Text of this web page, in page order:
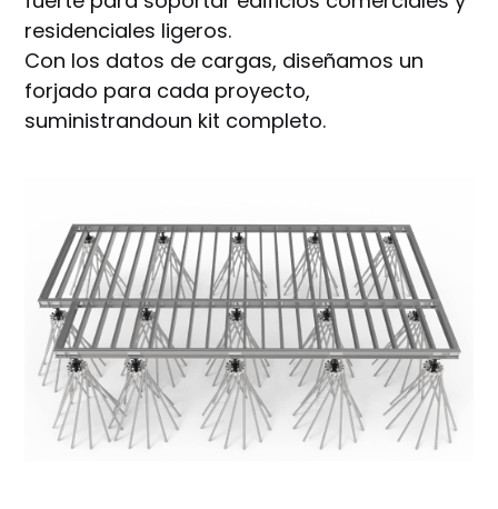
residenciales ligeros.
Con los datos de cargas, diseñamos un
forjado para cada proyecto,
suministrandoun kit completo.